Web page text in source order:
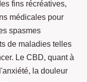
fins récréatives,
médicales pour
spasmes
de maladies telles
Le CBD, quant à
la douleur